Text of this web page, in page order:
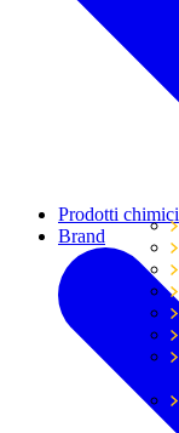
Prodotti chimici
Brand